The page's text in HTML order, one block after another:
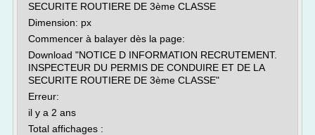
SECURITE ROUTIERE DE 3ème CLASSE
Dimension: px
Commencer à balayer dès la page:
Download "NOTICE D INFORMATION RECRUTEMENT.
INSPECTEUR DU PERMIS DE CONDUIRE ET DE LA
SECURITE ROUTIERE DE 3ème CLASSE"
Erreur:
il y a 2 ans
Total affichages :